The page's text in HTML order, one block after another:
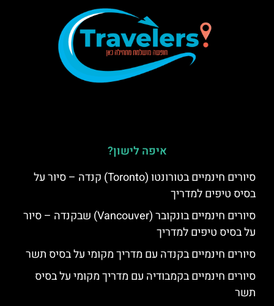
איפה לישון?
סיורים חינמיים בטורונטו (Toronto) קנדה – סיור על
בסיס טיפים למדריך
סיורים חינמיים בונקובר (Vancouver) שבקנדה – סיור
על בסיס טיפים למדריך
סיורים חינמיים בקנדה עם מדריך מקומי על בסיס תשר
סיורים חינמיים בקמבודיה עם מדריך מקומי על בסיס
תשר